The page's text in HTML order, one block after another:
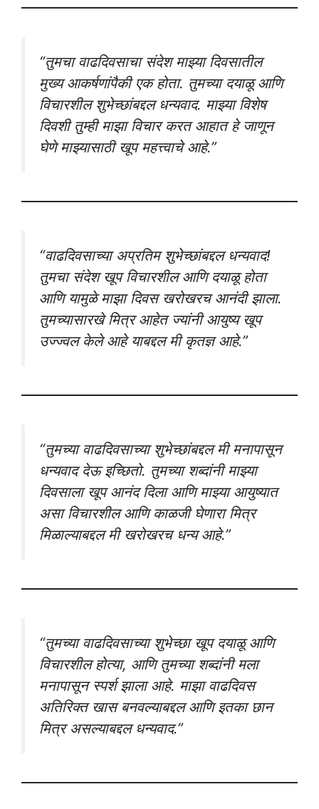
“तुमचा वाढदिवसाचा संदेश माझ्या दिवसातील
मुख्य आकर्षणांपैकी एक होता. तुमच्या दयाळू आणि
विचारशील शुभेच्छांबद्दल धन्यवाद. माझ्या विशेष
दिवशी तुम्ही माझा विचार करत आहात हे जाणून
घेणे माझ्यासाठी खूप महत्त्वाचे आहे.”
“वाढदिवसाच्या अप्रतिम शुभेच्छांबद्दल धन्यवाद!
तुमचा संदेश खूप विचारशील आणि दयाळू होता
आणि यामुळे माझा दिवस खरोखरच आनंदी झाला.
तुमच्यासारखे मित्र आहेत ज्यांनी आयुष्य खूप
उज्ज्वल केले आहे याबद्दल मी कृतज्ञ आहे.”
“तुमच्या वाढदिवसाच्या शुभेच्छांबद्दल मी मनापासून
धन्यवाद देऊ इच्छितो. तुमच्या शब्दांनी माझ्या
दिवसाला खूप आनंद दिला आणि माझ्या आयुष्यात
असा विचारशील आणि काळजी घेणारा मित्र
मिळाल्याबद्दल मी खरोखरच धन्य आहे.”
“तुमच्या वाढदिवसाच्या शुभेच्छा खूप दयाळू आणि
विचारशील होत्या, आणि तुमच्या शब्दांनी मला
मनापासून स्पर्श झाला आहे. माझा वाढदिवस
अतिरिक्त खास बनवल्याबद्दल आणि इतका छान
मित्र असल्याबद्दल धन्यवाद.”